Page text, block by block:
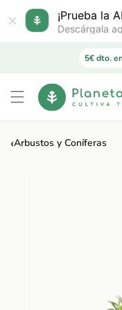
¡Prueba la
Descárgala
directamente
al contenido
5€ dto.
‹Arbustos y Coníferas